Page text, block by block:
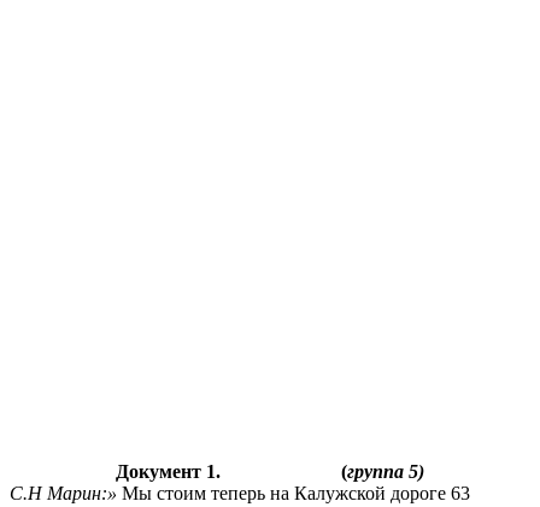
Документ 1. (группа 5)
С.Н Марин:» Мы стоим теперь на Калужской дороге 63